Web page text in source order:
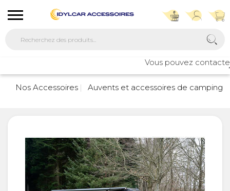
Vous pouvez
Nos Accessoires
Auvents et accessoires de camping